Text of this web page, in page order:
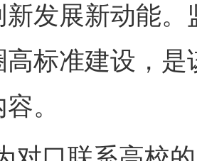
新发展新动能
高标准建设，
。